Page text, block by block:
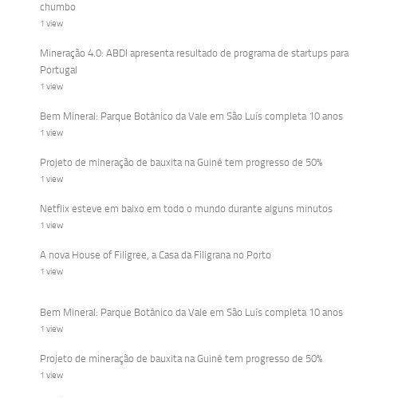
chumbo
1 view
Mineração 4.0: ABDI apresenta resultado de programa de startups para
Portugal
1 view
Bem Mineral: Parque Botânico da Vale em São Luís completa 10 anos
1 view
Projeto de mineração de bauxita na Guiné tem progresso de 50%
1 view
Netflix esteve em baixo em todo o mundo durante alguns minutos
1 view
A nova House of Filigree, a Casa da Filigrana no Porto
1 view
Bem Mineral: Parque Botânico da Vale em São Luís completa 10 anos
1 view
Projeto de mineração de bauxita na Guiné tem progresso de 50%
1 view